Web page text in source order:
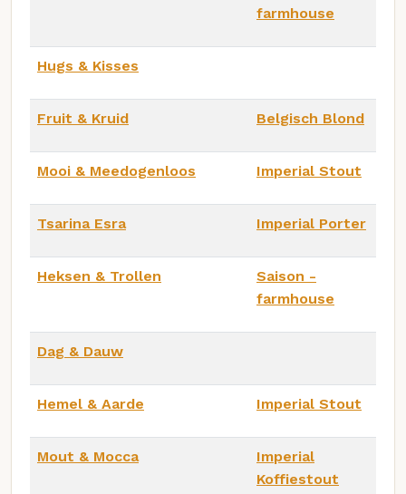
farmhouse
Hugs & Kisses
Fruit & Kruid Belgisch Blond
Mooi & Meedogenloos Imperial Stout
Tsarina Esra Imperial Porter
Heksen & Trollen
Saison -
farmhouse
Dag & Dauw
Hemel & Aarde Imperial Stout
Mout & Mocca
Imperial
Koffiestout